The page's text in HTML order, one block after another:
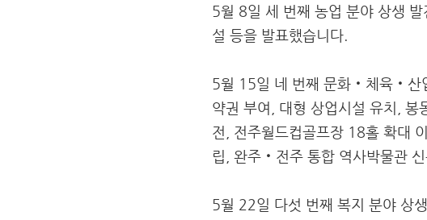
5월 8일 세 번째 농업 분야 상생
설 등을 발표했습니다.
5월 15일 네 번째 문화‧체육‧산
약권 부여, 대형 상업시설 유치, 봉
전, 전주월드컵골프장 18홀 확대
립, 완주‧전주 통합 역사박물관
5월 22일 다섯 번째 복지 분야 상